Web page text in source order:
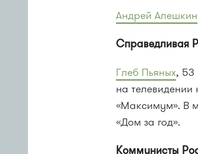
Андрей Алешкин
Справедливая
Глеб Пьяных, 53
на
«Максимум». В
«Дом за год».
Коммунисты